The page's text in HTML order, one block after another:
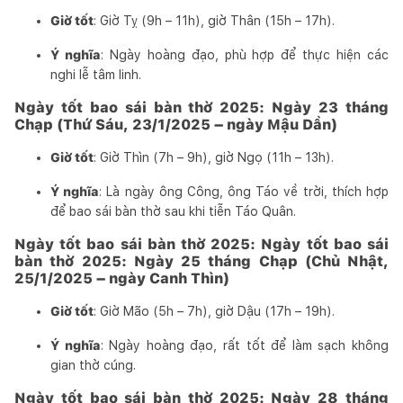
Giờ tốt: Giờ Tỵ (9h – 11h), giờ Thân (15h – 17h).
Ý nghĩa: Ngày hoàng đạo, phù hợp để thực hiện các
nghi lễ tâm linh.
Ngày tốt bao sái bàn thờ 2025: Ngày 23 tháng
Chạp (Thứ Sáu, 23/1/2025 – ngày Mậu Dần)
Giờ tốt: Giờ Thìn (7h – 9h), giờ Ngọ (11h – 13h).
Ý nghĩa: Là ngày ông Công, ông Táo về trời, thích hợp
để bao sái bàn thờ sau khi tiễn Táo Quân.
Ngày tốt bao sái bàn thờ 2025: Ngày tốt bao sái
bàn thờ 2025: Ngày 25 tháng Chạp (Chủ Nhật,
25/1/2025 – ngày Canh Thìn)
Giờ tốt: Giờ Mão (5h – 7h), giờ Dậu (17h – 19h).
Ý nghĩa: Ngày hoàng đạo, rất tốt để làm sạch không
gian thờ cúng.
Ngày tốt bao sái bàn thờ 2025: Ngày 28 tháng